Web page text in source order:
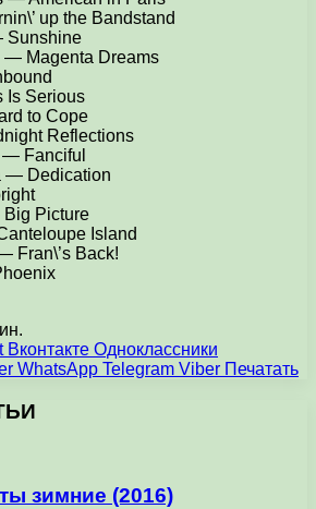
up the Bandstand
Sunshine
— Magenta Dreams
Is Serious
to Cope
Reflections
— Fanciful
— Dedication
Picture
Island
Fran\’s Back!
Вконтакте Одноклассники
WhatsApp Telegram Viber Печатать
зимние (2016)